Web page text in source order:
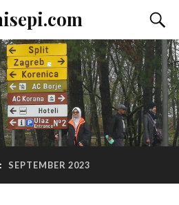
SEPTEMBER 2023